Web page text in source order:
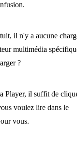
il n'y a aucune
multimédia
?
Player, il suffit de
voulez lire dans le
vous.